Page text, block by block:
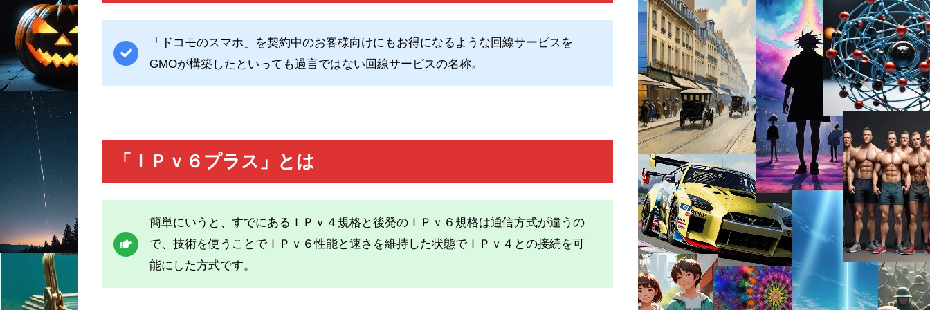
「ドコモのスマホ」を契約中のお客様向けにもお得になるような回線サービスを
GMOが構築したといっても過言ではない回線サービスの名称。
「ＩＰｖ６プラス」とは
簡単にいうと、すでにあるＩＰｖ４規格と後発のＩＰｖ６規格は通信方式が違うの
で、技術を使うことでＩＰｖ６性能と速さを維持した状態でＩＰｖ４との接続を可
能にした方式です。